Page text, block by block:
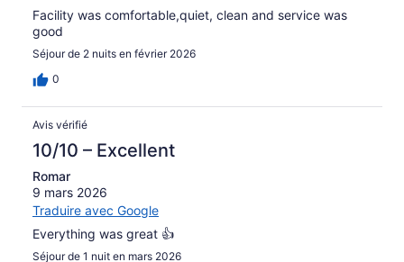
Facility was comfortable,quiet, clean and service was
good
Séjour de 2 nuits en février 2026
0
Avis vérifié
10/10 – Excellent
Romar
9 mars 2026
Traduire avec Google
Everything was great 👍
Séjour de 1 nuit en mars 2026